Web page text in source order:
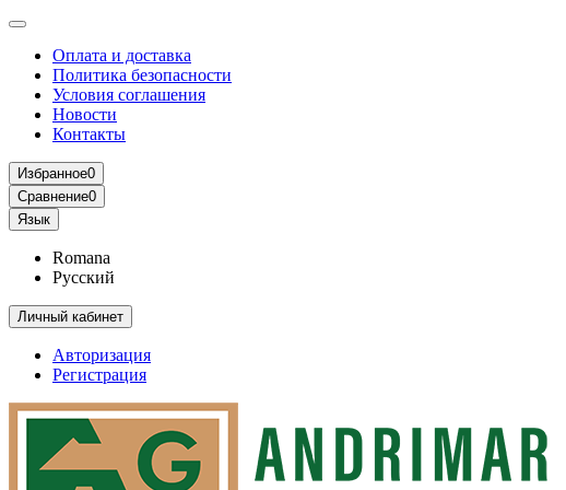
Оплата и доставка
Политика безопасности
Условия соглашения
Новости
Контакты
Избранное0
Сравнение0
Язык
Romana
Русский
Личный кабинет
Авторизация
Регистрация